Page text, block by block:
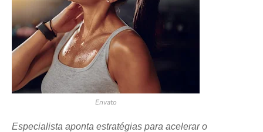
Envato
Especialista aponta estratégias para acelerar o